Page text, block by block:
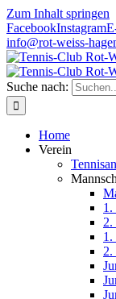
Zum Inhalt springen
FacebookInstagram
info@rot-weiss-
Suche nach:
Home
Verein
1.
2.
1.
2.